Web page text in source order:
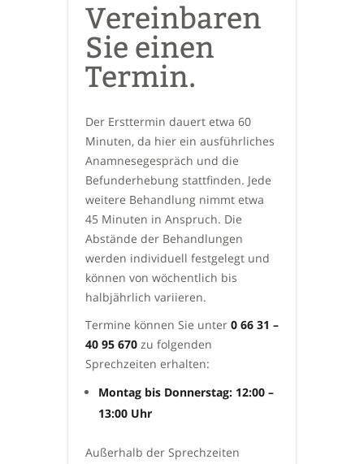
Vereinbaren
Sie einen
Termin.
Der Ersttermin dauert etwa 60
Minuten, da hier ein ausführliches
Anamnesegespräch und die
Befunderhebung stattfinden. Jede
weitere Behandlung nimmt etwa
45 Minuten in Anspruch. Die
Abstände der Behandlungen
werden individuell festgelegt und
können von wöchentlich bis
halbjährlich variieren.
Termine können Sie unter 0 66 31 –
40 95 670 zu folgenden
Sprechzeiten erhalten:
Montag bis Donnerstag: 12:00 –
13:00 Uhr
Außerhalb der Sprechzeiten